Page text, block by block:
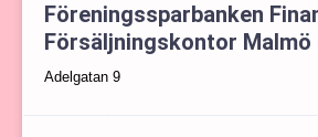
Föreningssparbanken
Försäljningskontor Malmö
Adelgatan 9